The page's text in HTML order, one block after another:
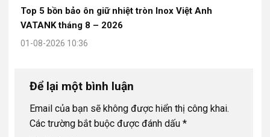
Top 5 bồn bảo ôn giữ nhiệt tròn Inox Việt Anh
VATANK tháng 8 – 2026
01-08-2026 10:36
Để lại một bình luận
Email của bạn sẽ không được hiển thị công khai.
Các trường bắt buộc được đánh dấu *